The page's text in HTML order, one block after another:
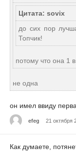
Цитата: sovix
до сих пор
Топчик!
потому что она 1
не одна
он имел ввиду
efeg 21 октября
Как думаете,